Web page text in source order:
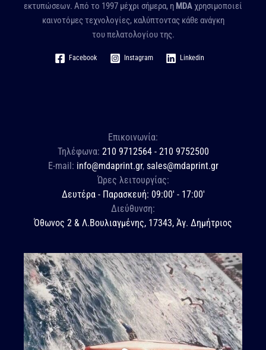
εκτυπώσεων. Από το 1997 μέχρι σήμερα, η MDAχρησιμοποιεί
καινοτόμες τεχνολογίες, καλύπτοντας κάθε ανάγκη
του πελατολογίου της.
Facebook Instagram Linkedin
Επικοινωνία:
Τηλέφωνα: 210 9712564 - 210 9752500
E-mail: info@mdaprint.gr, sales@mdaprint.gr
Ώρες λειτουργίας:
Δευτέρα - Παρασκευή: 09:00' - 17:00'
Διεύθυνση:
Όθωνος 2 & Λ.Βουλιαγμένης, 17343, Άγ. Δημήτριος